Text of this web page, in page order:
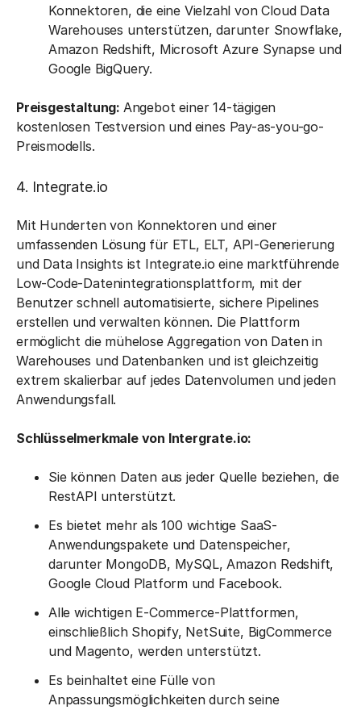
Konnektoren, die eine Vielzahl von Cloud Data
Warehouses unterstützen, darunter Snowflake,
Amazon Redshift, Microsoft Azure Synapse und
Google BigQuery.
Preisgestaltung: Angebot einer 14-tägigen
kostenlosen Testversion und eines Pay-as-you-go-
Preismodells.
4. Integrate.io
Mit Hunderten von Konnektoren und einer
umfassenden Lösung für ETL, ELT, API-Generierung
und Data Insights ist Integrate.io eine marktführende
Low-Code-Datenintegrationsplattform, mit der
Benutzer schnell automatisierte, sichere Pipelines
erstellen und verwalten können. Die Plattform
ermöglicht die mühelose Aggregation von Daten in
Warehouses und Datenbanken und ist gleichzeitig
extrem skalierbar auf jedes Datenvolumen und jeden
Anwendungsfall.
Schlüsselmerkmale von Intergrate.io:
Sie können Daten aus jeder Quelle beziehen, die
RestAPI unterstützt.
Es bietet mehr als 100 wichtige SaaS-
Anwendungspakete und Datenspeicher,
darunter MongoDB, MySQL, Amazon Redshift,
Google Cloud Platform und Facebook.
Alle wichtigen E-Commerce-Plattformen,
einschließlich Shopify, NetSuite, BigCommerce
und Magento, werden unterstützt.
Es beinhaltet eine Fülle von
Anpassungsmöglichkeiten durch seine